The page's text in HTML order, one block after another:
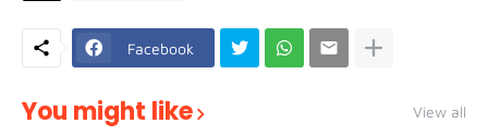
Facebook
You might like View all